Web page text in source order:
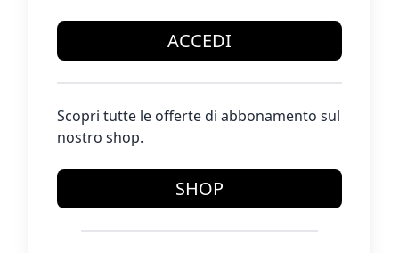
ACCEDI
Scopri tutte le offerte di abbonamento sul
nostro shop.
SHOP